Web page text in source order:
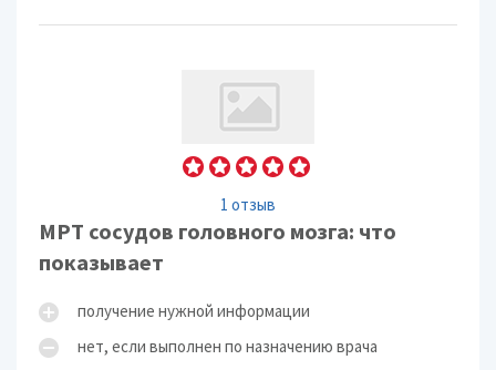
1 отзыв
МРТ сосудов головного мозга: что
показывает
получение нужной информации
нет, если выполнен по назначению врача